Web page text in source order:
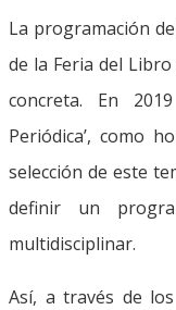
La programación
de la Feria del
concreta. En
Periódica’, como
selección de este
definir un
multidisciplinar.
Así, a través de